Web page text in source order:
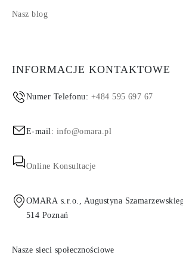
Nasz blog
INFORMACJE KONTAKTOWE
Numer Telefonu: +484 595 697 67
E-mail: info@omara.pl
Online Konsultacje
OMARA s.r.o., Augustyna
514 Poznań
Nasze sieci społecznościowe